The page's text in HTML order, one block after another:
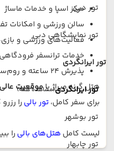
تور دبی
تور نمایشگاهی دبی
تور ایرانگردی
تور ایرانگردی(مشاهده همه)
تور بوشهر
تور چابهار
مرکز اسپا و خدمات ماساژ
سالن ورزشی و امکانات
فعالیت‌های ورزشی و
خدمات ترانسفر
پذیرش 24 ساعته و روم‌سرویس
هتل گرند میراژ باموقعیت
برای سفر کامل، تور بالیرا
لیست کامل هتل‌های بالیرا